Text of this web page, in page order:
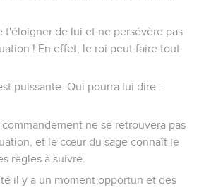
t'éloigner de lui et ne persévère pas
! En effet, le roi peut faire tout
puissante. Qui pourra lui dire :
ne se retrouvera pas
et le cœur du sage connaît le
règles à suivre.
il y a un moment opportun et des